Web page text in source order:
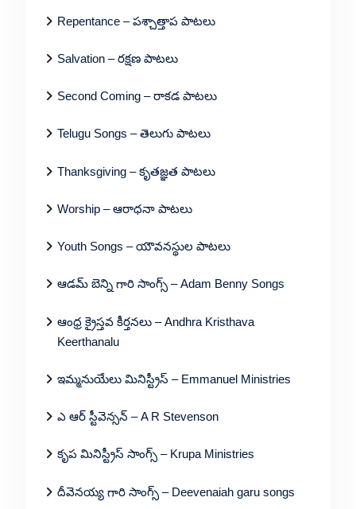
Repentance – పశ్చాత్తాప పాటలు
Salvation – రక్షణ పాటలు
Second Coming – రాకడ పాటలు
Telugu Songs – తెలుగు పాటలు
Thanksgiving – కృతజ్ఞత పాటలు
Worship – ఆరాధనా పాటలు
Youth Songs – యౌవనస్థుల పాటలు
ఆడమ్ బెన్ని గారి సాంగ్స్ – Adam Benny Songs
ఆంధ్ర క్రైస్తవ కీర్తనలు – Andhra Kristhava
Keerthanalu
ఇమ్మనుయేలు మినిస్ట్రీస్ – Emmanuel Ministries
ఎ ఆర్ స్టీవెన్సన్ – A R Stevenson
కృప మినిస్ట్రీస్ సాంగ్స్ – Krupa Ministries
దీవెనయ్య గారి సాంగ్స్ – Deevenaiah garu songs